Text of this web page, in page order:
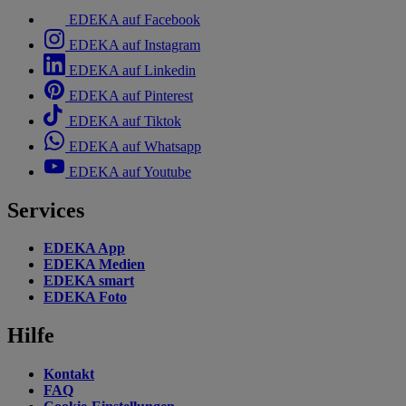
EDEKA auf Facebook
EDEKA auf Instagram
EDEKA auf Linkedin
EDEKA auf Pinterest
EDEKA auf Tiktok
EDEKA auf Whatsapp
EDEKA auf Youtube
Services
EDEKA App
EDEKA Medien
EDEKA smart
EDEKA Foto
Hilfe
Kontakt
FAQ